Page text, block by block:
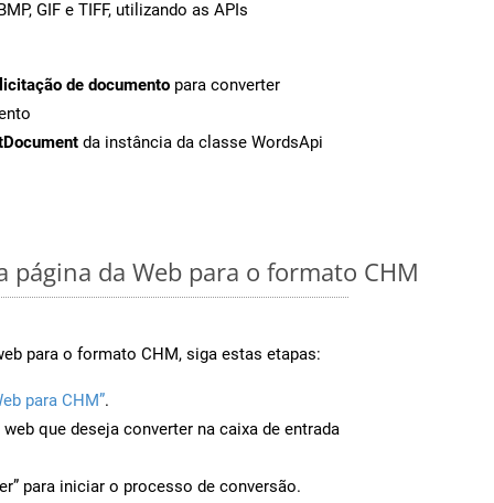
GIF e TIFF, utilizando as APIs
de documento para converter
da instância da classe WordsApi
página da Web para o formato CHM
para o formato CHM, siga estas etapas:
para CHM”.
que deseja converter na caixa de entrada
para iniciar o processo de conversão.